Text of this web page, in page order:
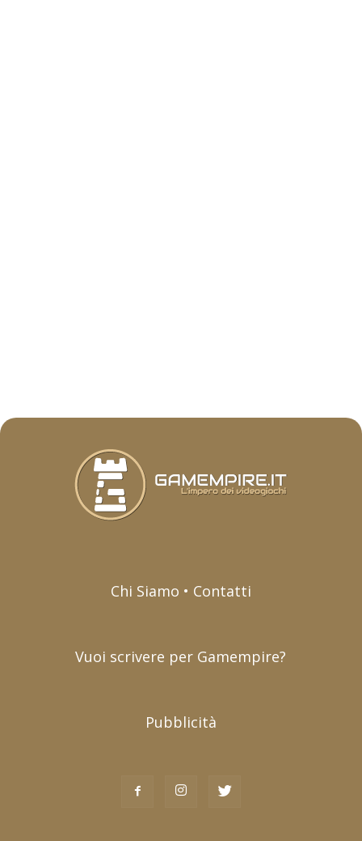
Chi Siamo • Contatti
Vuoi scrivere per Gamempire?
Pubblicità